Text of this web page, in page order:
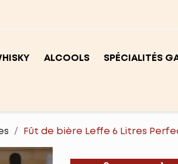
ALCOOLS SPÉCIALITÉS
Fût de bière Leffe 6 Litres